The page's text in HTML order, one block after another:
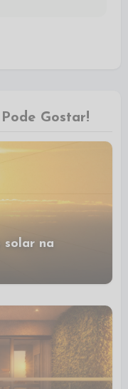
Gostar!
solar na